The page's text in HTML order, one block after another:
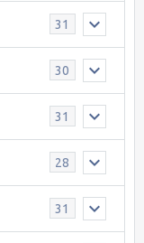
31
30
31
28
31